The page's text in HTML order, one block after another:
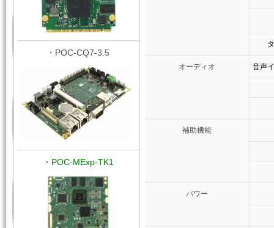
・POC-CQ7-3.5
・POC-MExp-TK1
オーディオ 音声
補助機能
パワー